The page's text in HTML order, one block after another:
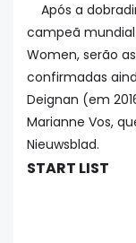
Após a
campeã mundial
Women, serão
confirmadas
Deignan (em
Marianne Vos,
Nieuwsblad.
START LIST